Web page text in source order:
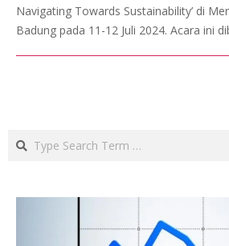
Navigating Towards Sustainability’ di
Badung pada 11-12 Juli 2024. Acara ini
Search